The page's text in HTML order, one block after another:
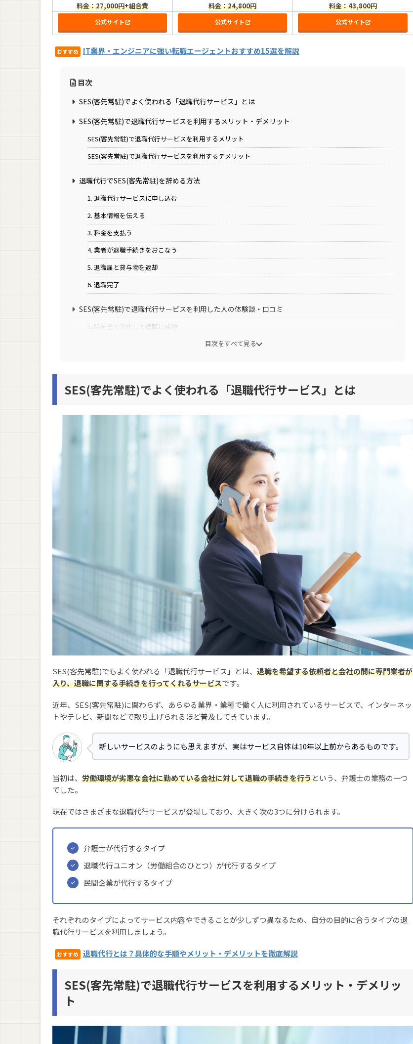
料金：27,000円+組合費
料金：24,800円 料金：43,800円
公式サイト 公式サイト 公式サイト
おすすめ IT業界・エンジニアに強い転職エージェントおすすめ15選を解説
目次
SES(客先常駐)でよく使われる「退職代行サービス」とは
SES(客先常駐)で退職代行サービスを利用するメリット・デメリット
SES(客先常駐)で退職代行サービスを利用するメリット
SES(客先常駐)で退職代行サービスを利用するデメリット
退職代行でSES(客先常駐)を辞める方法
1. 退職代行サービスに申し込む
2. 基本情報を伝える
3. 料金を支払う
4. 業者が退職手続きをおこなう
5. 退職届と貸与物を返却
6. 退職完了
SES(客先常駐)で退職代行サービスを利用した人の体験談・口コミ
有給を全て消化して退職に成功
退職代行サービスを利用して社内SEへの転職に成功
SES(客先常駐)が退職代行を使うケースは多い
退職110番
退職代行ガーディアン
退職代行でSES(客先常駐)を辞める際の注意点
注意点1. 退職代行サービスは慎重に選ぶ
注意点2. 会社との関係が悪化しないように配慮する
注意点3. 転職エージェントで就職先を探しておく
SES(客先常駐)で退職代行サービスを利用する際によくある質問
質問1. SESを退職すると損賠賠償請求される？
質問2. SESのプロジェクト途中で退職しても大丈夫？
質問4. SESを退職してトラブルになることはある？
質問6. 就業規則で禁止されていても退職代行サービスを利用できる？
まとめ：退職代行でSES(客先常駐)を辞める方法【体験談や損害賠償についても解説】
目次をすべて見る
SES(客先常駐)でよく使われる「退職代行サービス」とは
SES(客先常駐)でもよく使われる「退職代行サービス」とは、 退職を希望する依頼者と会社の間に専門業者が
入り、退職に関する手続きを行ってくれるサービスです。
近年、SES(客先常駐)に関わらず、あらゆる業界・業種で働く人に利用されているサービスで、インターネッ
トやテレビ、新聞などで取り上げられるほど普及してきています。
新しいサービスのようにも思えますが、実はサービス自体は10年以上前からあるものです。
当初は、 労働環境が劣悪な会社に勤めている会社に対して退職の手続きを行うという、弁護士の業務の一つ
でした。
現在ではさまざまな退職代行サービスが登場しており、大きく次の3つに分けられます。
弁護士が代行するタイプ
退職代行ユニオン（労働組合のひとつ）が代行するタイプ
民間企業が代行するタイプ
それぞれのタイプによってサービス内容やできることが少しずつ異なるため、自分の目的に合うタイプの退
職代行サービスを利用しましょう。
おすすめ 退職代行とは？具体的な手順やメリット・デメリットを徹底解説
SES(客先常駐)で退職代行サービスを利用するメリット・デメリッ
ト